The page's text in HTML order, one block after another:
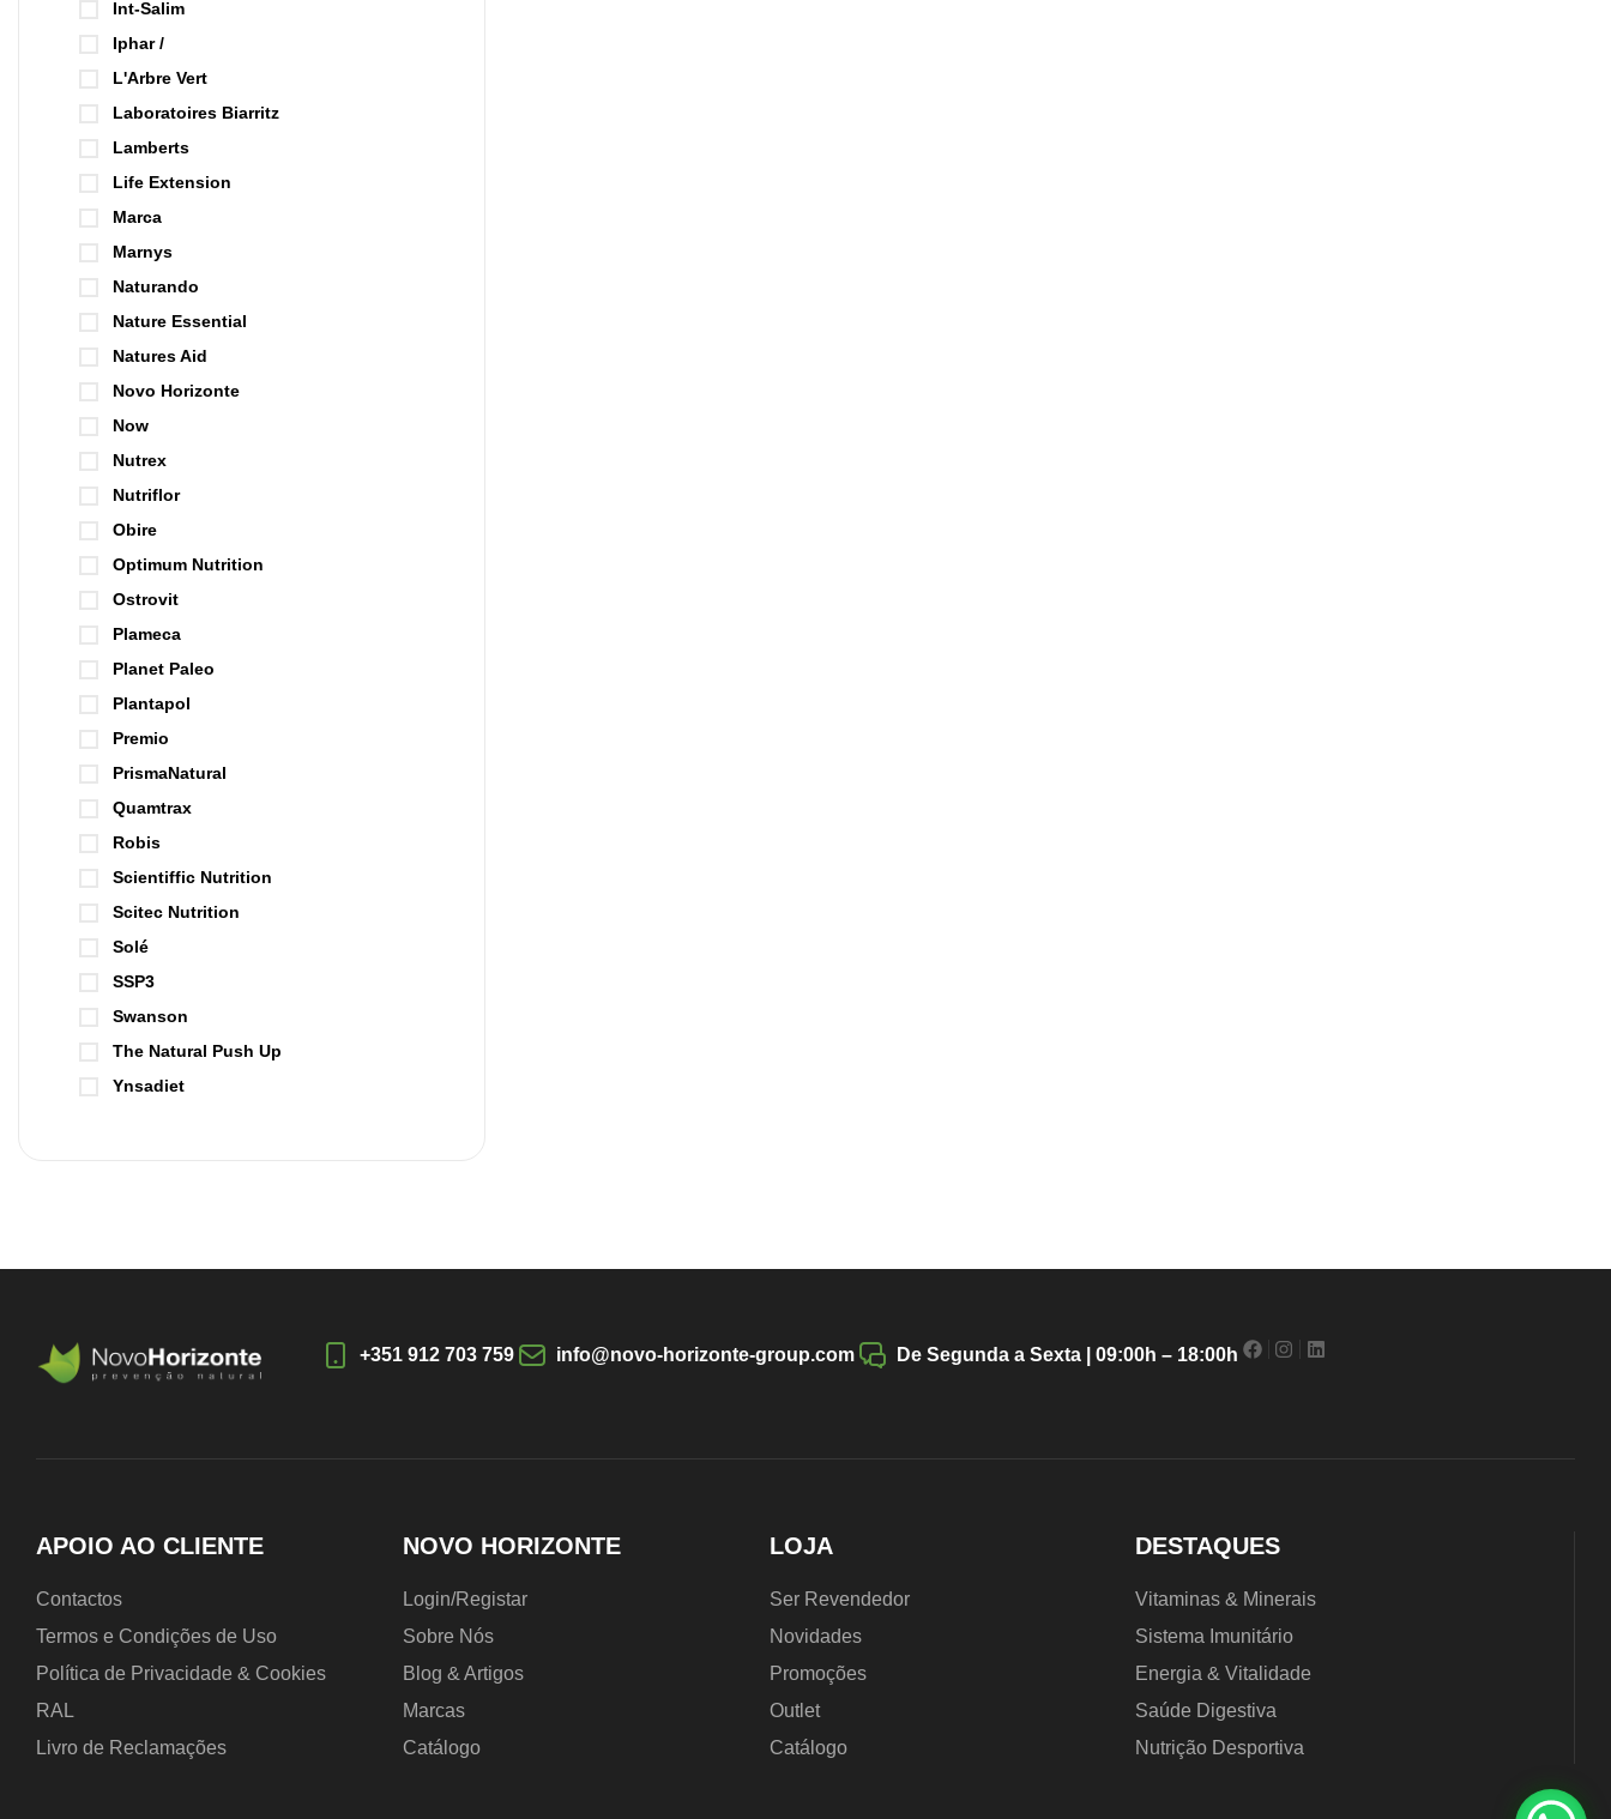
Int-Salim
Iphar /
L'Arbre Vert
Laboratoires Biarritz
Lamberts
Life Extension
Marca
Marnys
Naturando
Nature Essential
Natures Aid
Novo Horizonte
Now
Nutrex
Nutriflor
Obire
Optimum Nutrition
Ostrovit
Plameca
Planet Paleo
Plantapol
Premio
PrismaNatural
Quamtrax
Robis
Scientiffic Nutrition
Scitec Nutrition
Solé
SSP3
Swanson
The Natural Push Up
Ynsadiet
+351 912 703 759 info@novo-horizonte-group.com De Segunda a Sexta | 09:00h – 18:00h
APOIO AO CLIENTE
Contactos
Termos e Condições de Uso
Política de Privacidade & Cookies
RAL
Livro de Reclamações
NOVO HORIZONTE
Login/Registar
Sobre Nós
Blog & Artigos
Marcas
Catálogo
LOJA
Ser Revendedor
Novidades
Promoções
Outlet
Catálogo
DESTAQUES
Vitaminas & Minerais
Sistema Imunitário
Energia & Vitalidade
Saúde Digestiva
Nutrição Desportiva